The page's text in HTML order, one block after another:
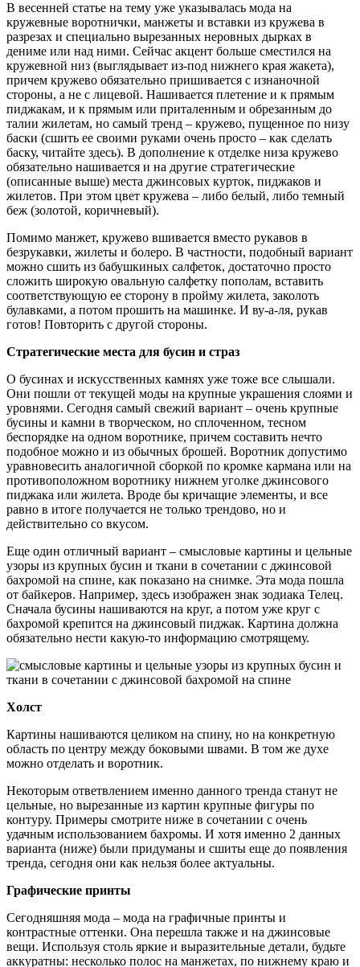
В весенней статье на тему уже указывалась мода на
кружевные воротнички, манжеты и вставки из кружева в
разрезах и специально вырезанных неровных дырках в
дениме или над ними. Сейчас акцент больше сместился на
кружевной низ (выглядывает из-под нижнего края жакета),
причем кружево обязательно пришивается с изнаночной
стороны, а не с лицевой. Нашивается плетение и к прямым
пиджакам, и к прямым или приталенным и обрезанным до
талии жилетам, но самый тренд – кружево, пущенное по низу
баски (сшить ее своими руками очень просто – как сделать
баску, читайте здесь). В дополнение к отделке низа кружево
обязательно нашивается и на другие стратегические
(описанные выше) места джинсовых курток, пиджаков и
жилетов. При этом цвет кружева – либо белый, либо темный
беж (золотой, коричневый).
Помимо манжет, кружево вшивается вместо рукавов в
безрукавки, жилеты и болеро. В частности, подобный вариант
можно сшить из бабушкиных салфеток, достаточно просто
сложить широкую овальную салфетку пополам, вставить
соответствующую ее сторону в пройму жилета, заколоть
булавками, а потом прошить на машинке. И ву-а-ля, рукав
готов! Повторить с другой стороны.
Стратегические места для бусин и страз
О бусинах и искусственных камнях уже тоже все слышали.
Они пошли от текущей моды на крупные украшения слоями и
уровнями. Сегодня самый свежий вариант – очень крупные
бусины и камни в творческом, но сплоченном, тесном
беспорядке на одном воротнике, причем составить нечто
подобное можно и из обычных брошей. Воротник допустимо
уравновесить аналогичной сборкой по кромке кармана или на
противоположном воротнику нижнем уголке джинсового
пиджака или жилета. Вроде бы кричащие элементы, и все
равно в итоге получается не только трендово, но и
действительно со вкусом.
Еще один отличный вариант – смысловые картины и цельные
узоры из крупных бусин и ткани в сочетании с джинсовой
бахромой на спине, как показано на снимке. Эта мода пошла
от байкеров. Например, здесь изображен знак зодиака Телец.
Сначала бусины нашиваются на круг, а потом уже круг с
бахромой крепится на джинсовый пиджак. Картина должна
обязательно нести какую-то информацию смотрящему.
Холст
Картины нашиваются целиком на спину, но на конкретную
область по центру между боковыми швами. В том же духе
можно отделать и воротник.
Некоторым ответвлением именно данного тренда станут не
цельные, но вырезанные из картин крупные фигуры по
контуру. Примеры смотрите ниже в сочетании с очень
удачным использованием бахромы. И хотя именно 2 данных
варианта (ниже) были придуманы и сшиты еще до появления
тренда, сегодня они как нельзя более актуальны.
Графические принты
Сегодняшняя мода – мода на графичные принты и
контрастные оттенки. Она перешла также и на джинсовые
вещи. Используя столь яркие и выразительные детали, будьте
аккуратны: несколько полос на манжетах, по нижнему краю и